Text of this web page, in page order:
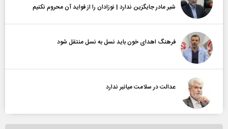
شیر مادر جایگزین ندارد | نوزادان را از فواید آن محروم نکنیم
فرهنگ اهدای خون باید نسل به نسل منتقل شود
عدالت در سلامت میانبر ندارد